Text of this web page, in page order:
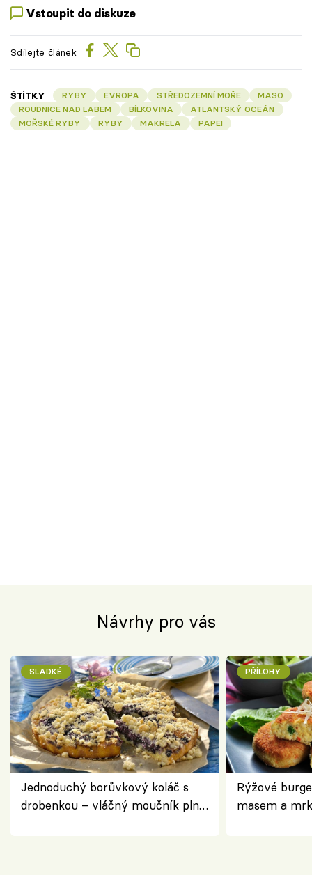
Vstoupit do diskuze
Sdílejte článek
ŠTÍTKY RYBY EVROPA STŘEDOZEMNÍ MOŘE
MASO
ROUDNICE NAD LABEM
BÍLKOVINA
ATLANTSKÝ OCEÁN
MOŘSKÉ RYBY
RYBY MAKRELA PAPEI
Návrhy pro vás
SLADKÉ
Jednoduchý borůvkový koláč s
drobenkou – vláčný moučník plný
PŘÍLOHY
Rýžové
masem a